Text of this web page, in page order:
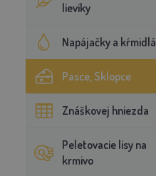
lieviky
Napájačky a kŕmidlá
Pasce, Sklopce
Znáškovej hniezda
Peletovacie lisy na
krmivo